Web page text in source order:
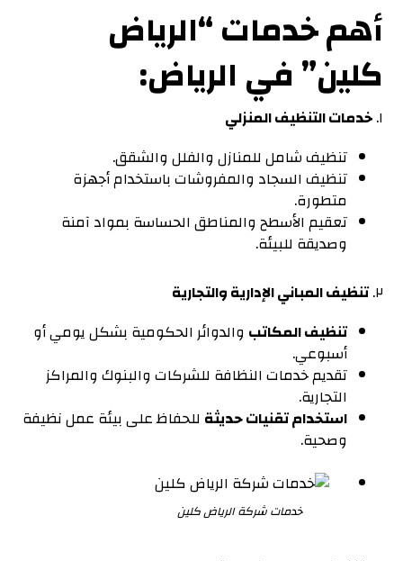
أهم خدمات “الرياض
كلين” في الرياض:
١. خدمات التنظيف المنزلي
تنظيف شامل للمنازل والفلل والشقق.
تنظيف السجاد والمفروشات باستخدام أجهزة
متطورة.
تعقيم الأسطح والمناطق الحساسة بمواد آمنة
وصديقة للبيئة.
٢. تنظيف المباني الإدارية والتجارية
تنظيف المكاتب والدوائر الحكومية بشكل يومي أو
أسبوعي.
تقديم خدمات النظافة للشركات والبنوك والمراكز
التجارية.
استخدام تقنيات حديثة للحفاظ على بيئة عمل نظيفة
وصحية.
خدمات شركة الرياض كلين